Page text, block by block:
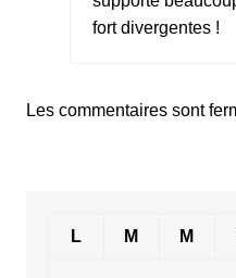
fort divergentes !
Les commentaires sont
L M M